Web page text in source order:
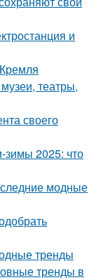
и
театры,
своего
2025: что
модные
тренды
тренды в